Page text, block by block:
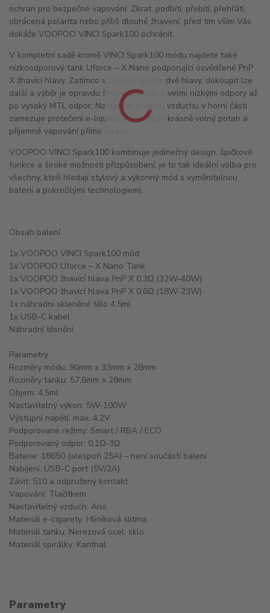
ochran pro bezpečné vapování. Zkrat, podbití, přebití, přehřátí,
obrácená polarita nebo příliš dlouhé žhavení, před tím vším Vás
dokáže VOOPOO VINCI Spark100 ochránit.
V kompletní sadě kromě VINCI Spark100 módu najdete také
nízkoodporový tank Uforce – X Nano podporující osvědčené PnP
X žhavící hlavy. Zatímco v balení najdete dvě hlavy, dokoupit lze
další a výběr je opravdu široký. Od hlav s velmi nízkými odpory až
po vysoký MTL odpor. Nastavení přívodu vzduchu v horní části
zamezuje protečení e-liquidu a umožňuje krásně volný potah a
příjemné vapování přímo do plic.
VOOPOO VINCI Spark100 kombinuje jedinečný design, špičkové
funkce a široké možnosti přizpůsobení, je to tak ideální volba pro
všechny, kteří hledají stylový a výkonný mód s vyměnitelnou
baterií a pokročilými technologiemi.
Obsah balení
1x VOOPOO VINCI Spark100 mód
1x VOOPOO Uforce – X Nano Tank
1x VOOPOO žhavící hlava PnP X 0,3Ω (32W-40W)
1x VOOPOO žhavící hlava PnP X 0,6Ω (18W-23W)
1x náhradní skleněné tělo 4,5ml
1x USB-C kabel
Náhradní těsnění
Parametry
Rozměry módu: 90mm x 33mm x 28mm
Rozměry tanku: 57,6mm x 28mm
Objem: 4,5ml
Nastavitelný výkon: 5W-100W
Výstupní napětí: max. 4,2V
Podporované režimy: Smart / RBA / ECO
Podporovaný odpor: 0,1Ω-3Ω
Baterie: 18650 (alespoň 25A) – není součástí balení
Nabíjení: USB-C port (5V/2A)
Závit: 510 a odpružený kontakt
Vapování: Tlačítkem
Nastavitelný vzduch: Ano
Materiál e-cigarety: Hliníková slitina
Materiál tanku: Nerezová ocel, sklo
Materiál spirálky: Kanthal
Parametry